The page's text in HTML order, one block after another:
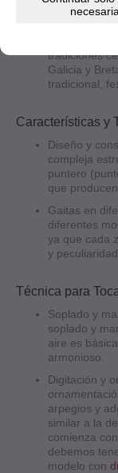
instrumento
con las
tradiciones
Galicia y
tradicional,
Características y
Diseño y
compleja
puntero
que
Gaitas en
diferentes
ya que cada
y
Técnica para
Soplado y
soplado y
aire es
armonioso.
Digitación y
arpegios y
similar a la
comienza
debemos
modelo con